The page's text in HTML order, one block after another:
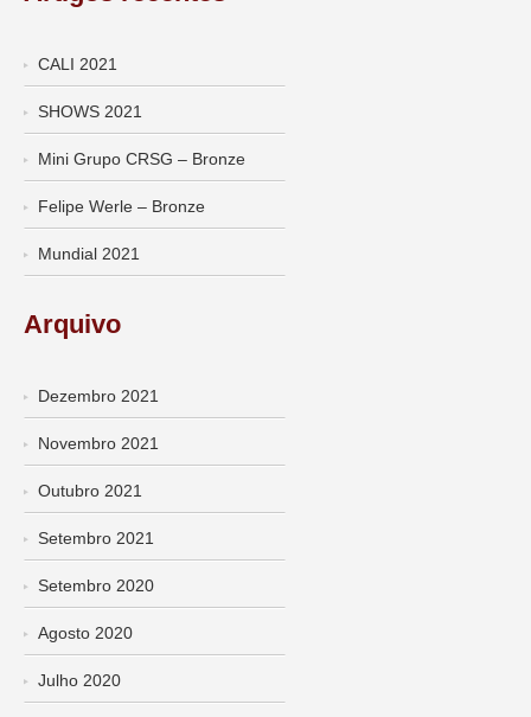
CALI 2021
SHOWS 2021
Mini Grupo CRSG – Bronze
Felipe Werle – Bronze
Mundial 2021
Arquivo
Dezembro 2021
Novembro 2021
Outubro 2021
Setembro 2021
Setembro 2020
Agosto 2020
Julho 2020